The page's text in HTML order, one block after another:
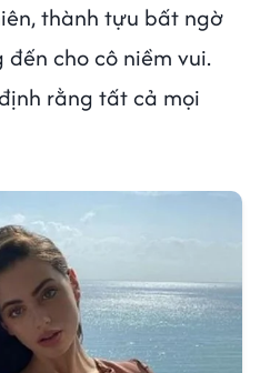
thành tựu bất ngờ
cho cô niềm vui.
rằng tất cả mọi